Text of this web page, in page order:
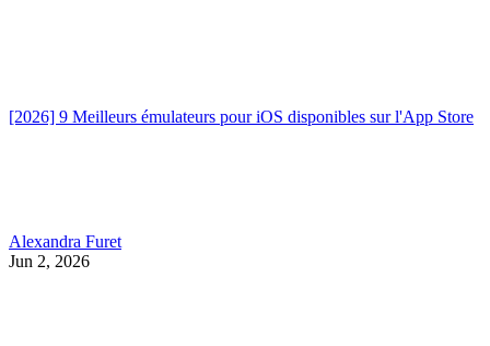
[2026] 9 Meilleurs émulateurs pour iOS disponibles sur l'App Store
Alexandra Furet
Jun 2, 2026